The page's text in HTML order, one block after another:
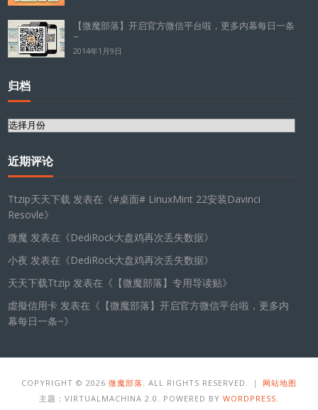
【微魔部落】开启官方微信平台啦，更多内幕每日一条
~
2014年1月9日
归档
归
近期评论
Ttzip天天下载 发表在《#桌面# LinuxMint 22安装Davinci
Resovle》
微魔 发表在《DediRock大盘鸡再次丢失数据》
小夜 发表在《DediRock大盘鸡再次丢失数据》
天天下载Ttzip 发表在《 【微魔部落】专用导读贴》
虛擬信用卡 发表在《 【微魔部落】开启官方微信平台啦，更多内
幕每日一条~》
COPYRIGHT © 2026 微魔部落 . ALL RIGHTS RESERVED. ｜ 网站地图
主题：VIRTUALMACHINA 2.0. POWERED BY WORDPRESS